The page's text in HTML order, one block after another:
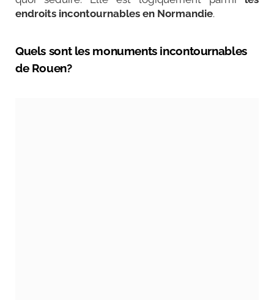
endroits incontournables en Normandie.
Quels sont les monuments incontournables
de Rouen?